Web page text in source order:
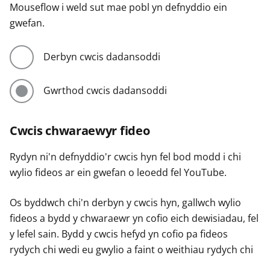
Mouseflow i weld sut mae pobl yn defnyddio ein
gwefan.
Derbyn cwcis dadansoddi
Gwrthod cwcis dadansoddi
Cwcis chwaraewyr fideo
Rydyn ni'n defnyddio'r cwcis hyn fel bod modd i chi
wylio fideos ar ein gwefan o leoedd fel YouTube.
Os byddwch chi'n derbyn y cwcis hyn, gallwch wylio
fideos a bydd y chwaraewr yn cofio eich dewisiadau, fel
y lefel sain. Bydd y cwcis hefyd yn cofio pa fideos
rydych chi wedi eu gwylio a faint o weithiau rydych chi